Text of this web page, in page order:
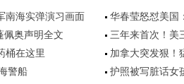
南海实弹演习画面
华春莹怒怼美国
佩奥声明全文
三年来首次！美
桶在这里
加拿大突发狠！
警船
护照被写脏话女